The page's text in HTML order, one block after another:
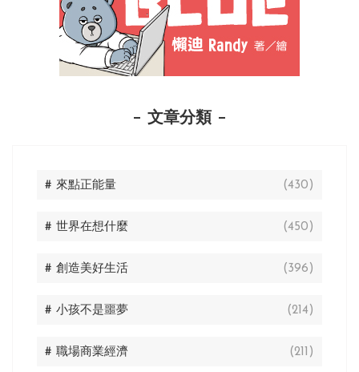
文章分類
# 來點正能量 (430)
# 世界在想什麼 (450)
# 創造美好生活 (396)
# 小孩不是噩夢 (214)
# 職場商業經濟 (211)